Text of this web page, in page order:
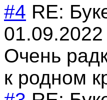
#4 RE:
Очень
к родном